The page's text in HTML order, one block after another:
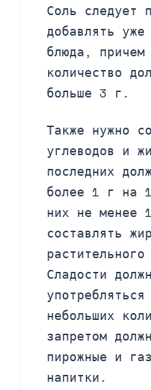
Соль следует
добавлять
блюда,
количество
больше 3 г.
Также нужно
углеводов и
последних
более 1 г на
них не менее
составлять
Сладости
небольших
запретом
пирожные и
напитки.